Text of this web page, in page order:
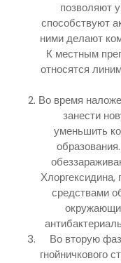
позволяют
способствуют
ними делают
К местным
относятся
Во время
занести
уменьшить
средствами
Во вторую
гнойничкового